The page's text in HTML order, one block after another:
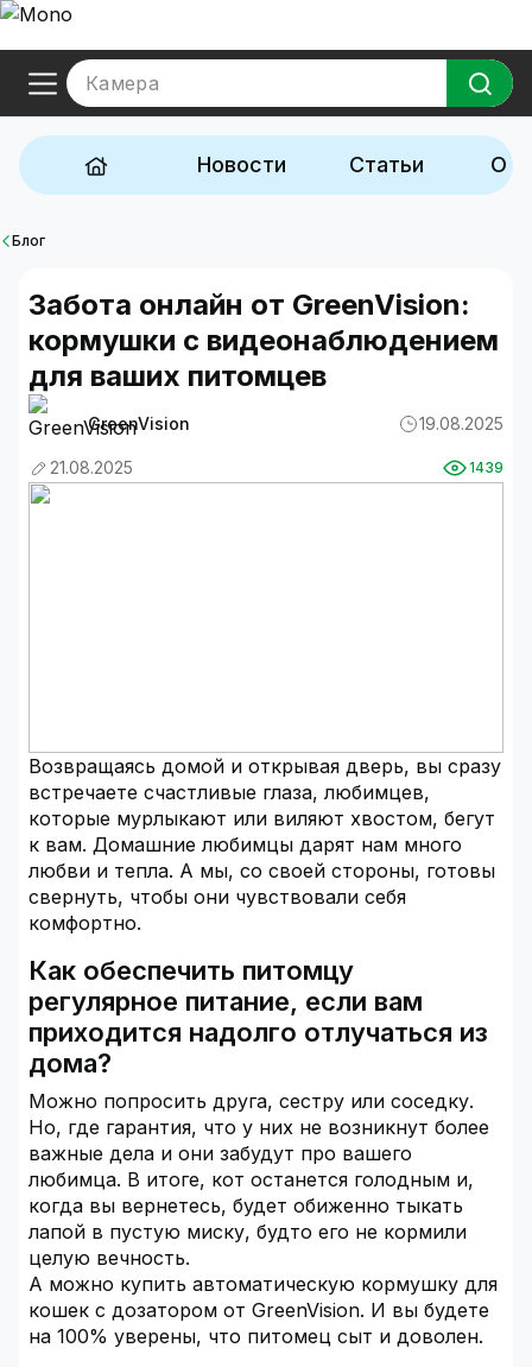
Камера
Новости Статьи
Блог
Забота онлайн от GreenVision:
кормушки с видеонаблюдением
для ваших питомцев
GreenVision 19.08.2025
21.08.2025 1439
Возвращаясь домой и открывая дверь, вы сразу
встречаете счастливые глаза, любимцев,
которые мурлыкают или виляют хвостом, бегут
к вам. Домашние любимцы дарят нам много
любви и тепла. А мы, со своей стороны, готовы
свернуть, чтобы они чувствовали себя
комфортно.
Как обеспечить питомцу
регулярное питание, если вам
приходится надолго отлучаться из
дома?
Можно попросить друга, сестру или соседку.
Но, где гарантия, что у них не возникнут более
важные дела и они забудут про вашего
любимца. В итоге, кот останется голодным и,
когда вы вернетесь, будет обиженно тыкать
лапой в пустую миску, будто его не кормили
целую вечность.
А можно купить автоматическую кормушку для
кошек с дозатором от GreenVision. И вы будете
на 100% уверены, что питомец сыт и доволен.